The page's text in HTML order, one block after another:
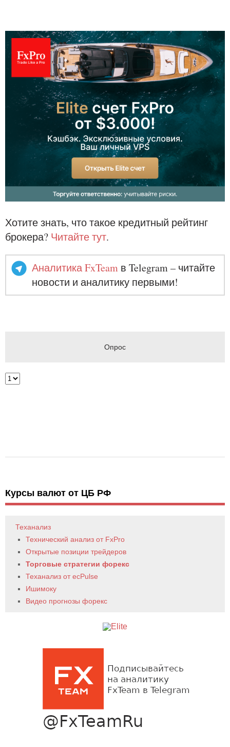
Хотите знать, что такое кредитный рейтинг
брокера? Читайте тут.
Аналитика FxTeam в Telegram – читайте
новости и аналитику первыми!
Опрос
Курсы валют от ЦБ РФ
Теханализ
Технический анализ от FxPro
Открытые позиции трейдеров
Торговые стратегии форекс
Теханализ от ecPulse
Ишимоку
Видео прогнозы форекс